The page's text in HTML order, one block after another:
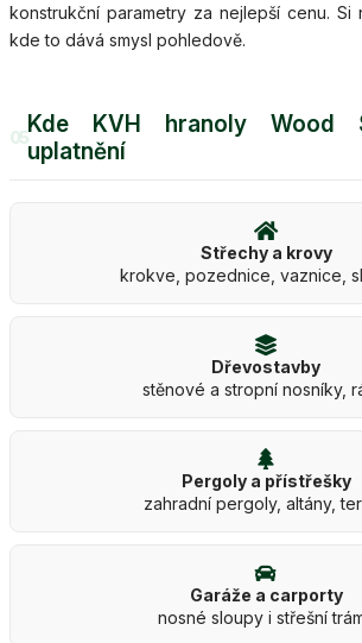
konstrukční parametry za nejlepší cenu. Si
kde to dává smysl pohledově.
05Kde KVH hranoly Wood
uplatnění
Střechy a krovy
krokve, pozednice, vaznice,
Dřevostavby
stěnové a stropní nosníky,
Pergoly a přístřešky
zahradní pergoly, altány,
Garáže a carporty
nosné sloupy i střešní